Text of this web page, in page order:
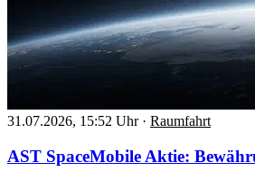
31.07.2026, 15:52 Uhr · Raumfahrt
AST SpaceMobile Aktie: